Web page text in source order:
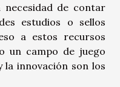
necesidad de contar
estudios o sellos
a estos recursos
un campo de juego
la innovación son los